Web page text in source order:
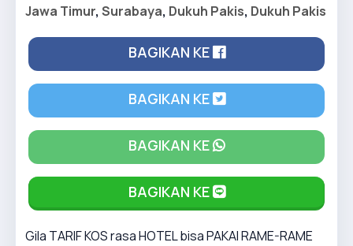
Jawa Timur, Surabaya, Dukuh Pakis, Dukuh Pakis
BAGIKAN KE
BAGIKAN KE
BAGIKAN KE
BAGIKAN KE
Gila TARIF KOS rasa HOTEL bisa PAKAI RAME-RAME